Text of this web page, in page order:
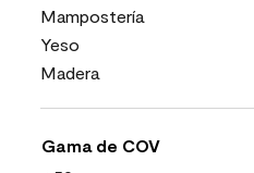
Mampostería
Yeso
Madera
Gama de COV